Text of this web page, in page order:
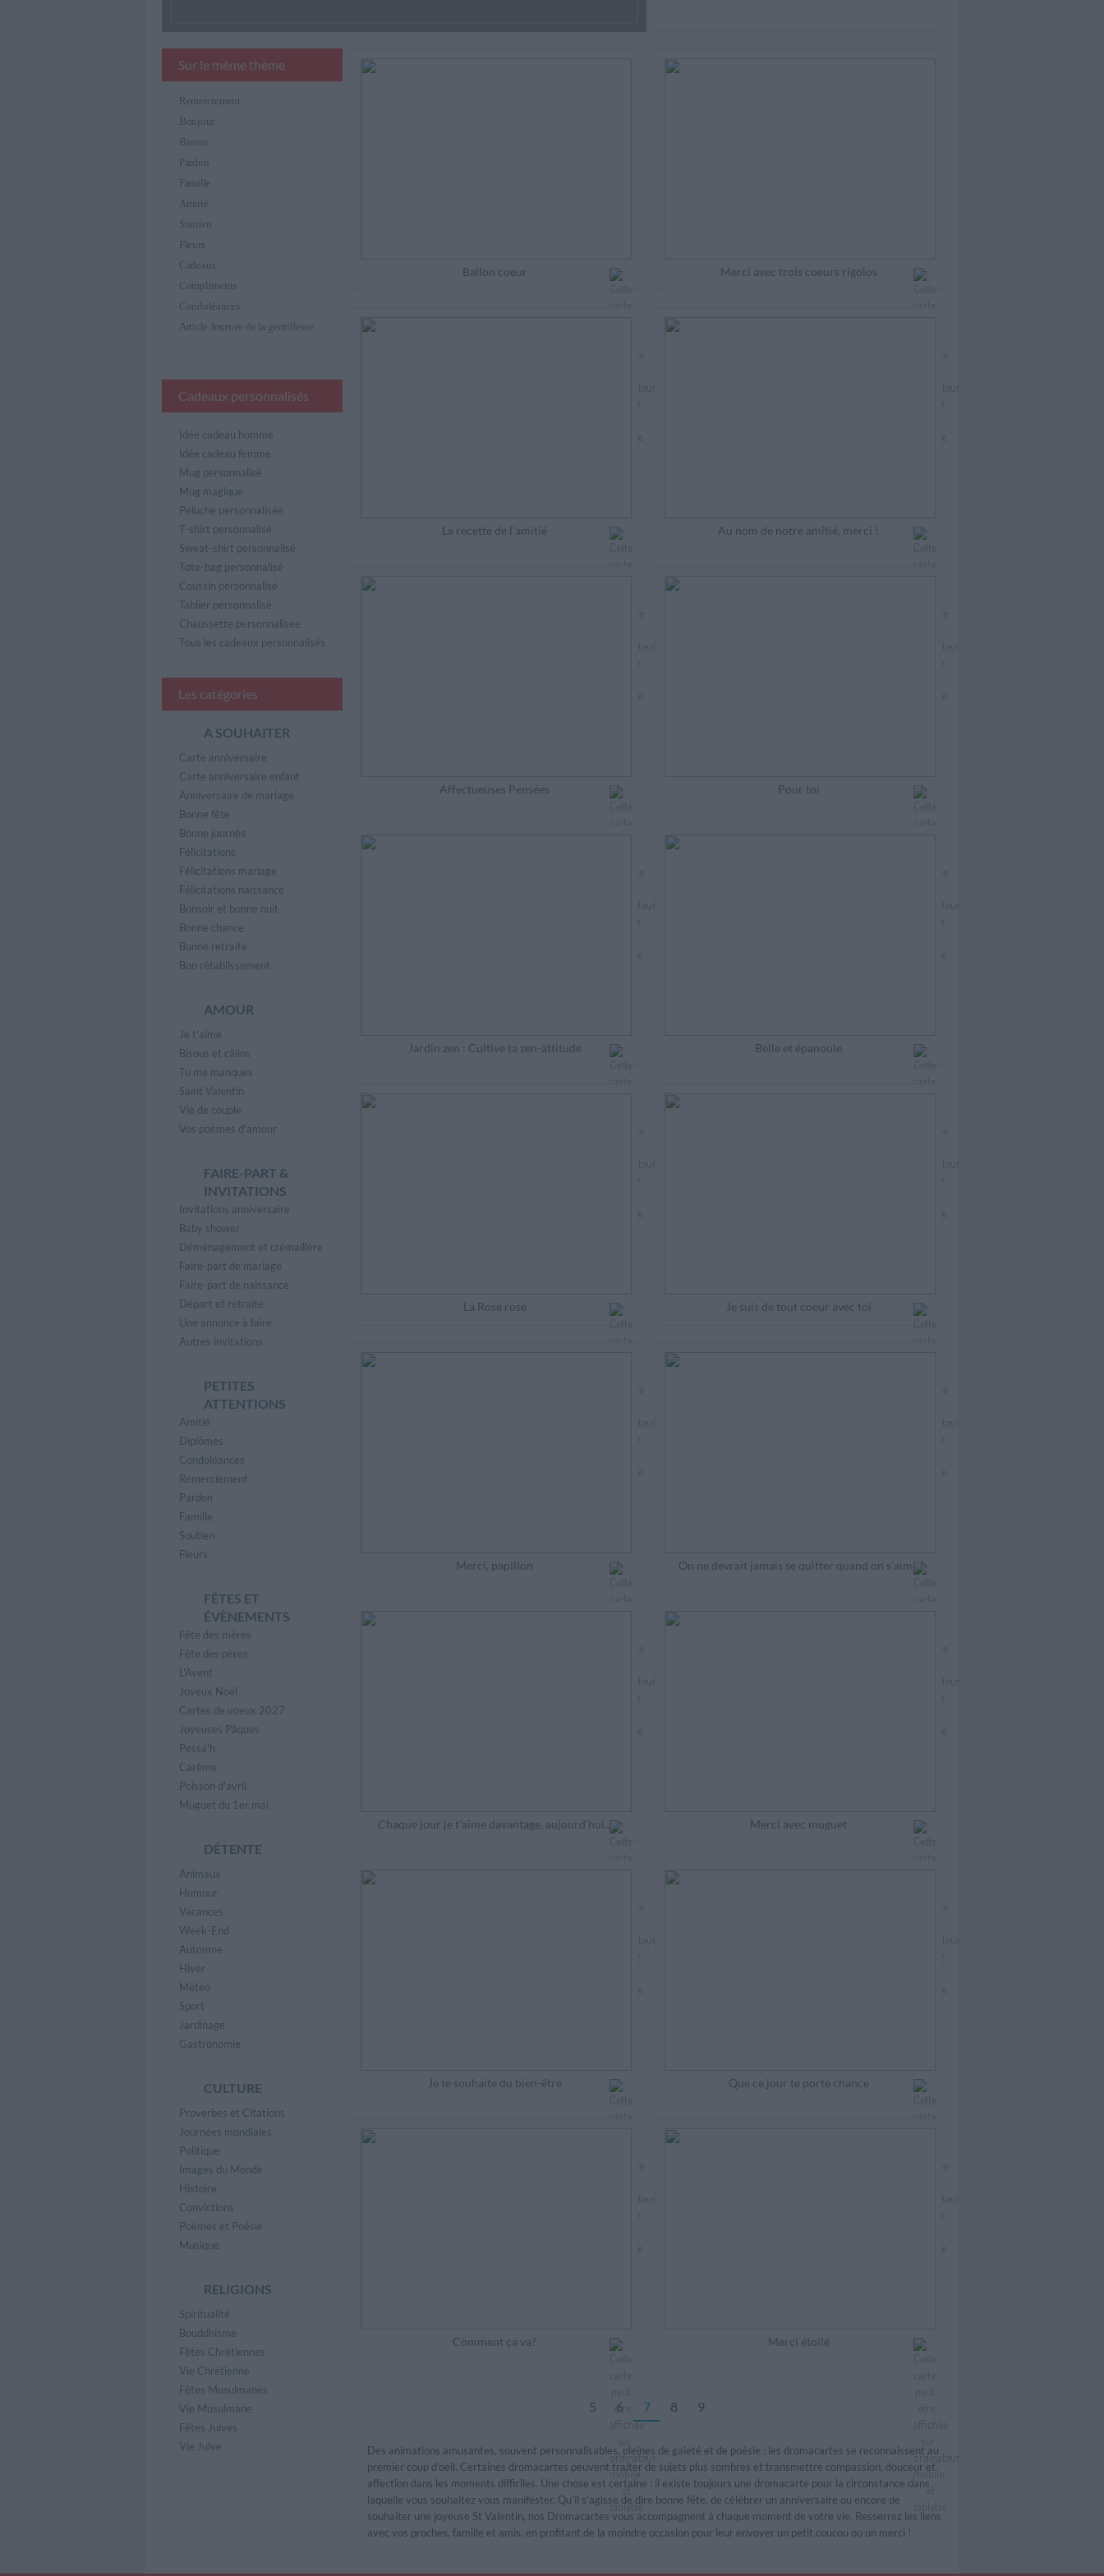
Ballon coeur Merci avec trois coeurs rigolos
La recette de l'amitié Au nom de notre amitié, merci !
Affectueuses Pensées Pour toi
Jardin zen : Cultive ta zen-attitude Belle et épanouie
La Rose rose Je suis de tout coeur avec toi
Merci, papillon On ne devrait jamais se quitter quand on s'aime
Chaque jour je t'aime davantage, aujourd'hui... Merci avec muguet
Je te souhaite du bien-être Que ce jour te porte chance
Comment ça va? Merci étoilé
5 6 7 8 9
Des animations amusantes, souvent personnalisables, pleines de gaieté et de poésie : les dromacartes se reconnaissent au
premier coup d'oeil. Certaines dromacartes peuvent traiter de sujets plus sombres et transmettre compassion, douceur et
affection dans les moments difficiles. Une chose est certaine : il existe toujours une dromacarte pour la circonstance dans
laquelle vous souhaitez vous manifester. Qu'il s'agisse de dire bonne fête, de célébrer un anniversaire ou encore de
souhaiter une joyeuse St Valentin, nos Dromacartes vous accompagnent à chaque moment de votre vie. Resserrez les liens
avec vos proches, famille et amis, en profitant de la moindre occasion pour leur envoyer un petit coucou ou un merci !
Sur le même thème
Remerciement
Bonjour
Bisous
Pardon
Famille
Amitié
Soutien
Fleurs
Cadeaux
Compliments
Condoléances
Article Journée de la gentillesse
Cadeaux personnalisés
Idée cadeau homme
Idée cadeau femme
Mug personnalisé
Mug magique
Peluche personnalisée
T-shirt personnalisé
Sweat-shirt personnalisé
Tote-bag personnalisé
Coussin personnalisé
Tablier personnalisé
Chaussette personnalisée
Tous les cadeaux personnalisés
Les catégories
A SOUHAITER
Carte anniversaire
Carte anniversaire enfant
Anniversaire de mariage
Bonne fête
Bonne journée
Félicitations
Félicitations mariage
Félicitations naissance
Bonsoir et bonne nuit
Bonne chance
Bonne retraite
Bon rétablissement
AMOUR
Je t'aime
Bisous et câlins
Tu me manques
Saint Valentin
Vie de couple
Vos poèmes d'amour
FAIRE-PART &
INVITATIONS
Invitations anniversaire
Baby shower
Déménagement et crémaillère
Faire-part de mariage
Faire-part de naissance
Départ et retraite
Une annonce à faire
Autres invitations
PETITES
ATTENTIONS
Amitié
Diplômes
Condoléances
Remerciement
Pardon
Famille
Soutien
Fleurs
FÊTES ET
ÉVÈNEMENTS
Fête des mères
Fête des pères
L'Avent
Joyeux Noël
Cartes de voeux 2027
Joyeuses Pâques
Pessa'h
Carême
Poisson d'avril
Muguet du 1er mai
DÉTENTE
Animaux
Humour
Vacances
Week-End
Automne
Hiver
Météo
Sport
Jardinage
Gastronomie
CULTURE
Proverbes et Citations
Journées mondiales
Politique
Images du Monde
Histoire
Convictions
Poèmes et Poésie
Musique
RELIGIONS
Spiritualité
Bouddhisme
Fêtes Chrétiennes
Vie Chrétienne
Fêtes Musulmanes
Vie Musulmane
Fêtes Juives
Vie Juive